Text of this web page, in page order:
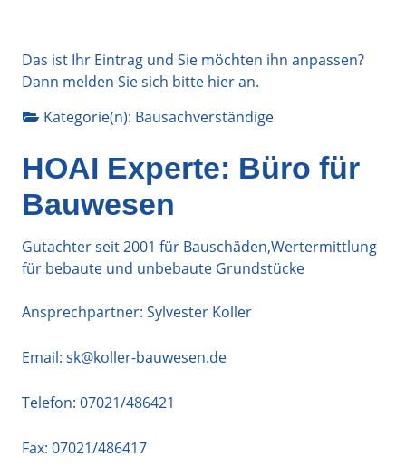
Das ist Ihr Eintrag und Sie möchten ihn anpassen?
Dann melden Sie sich bitte hieran.
Kategorie(n): Bausachverständige
HOAI Experte: Büro für
Bauwesen
Gutachter seit 2001 für Bauschäden,Wertermittlung
für bebaute und unbebaute Grundstücke
Ansprechpartner: Sylvester Koller
Email: sk@koller-bauwesen.de
Telefon: 07021/486421
Fax: 07021/486417